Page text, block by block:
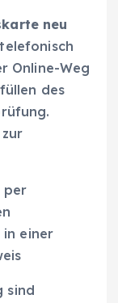
neu
Online-Weg
des
per
einer
sind